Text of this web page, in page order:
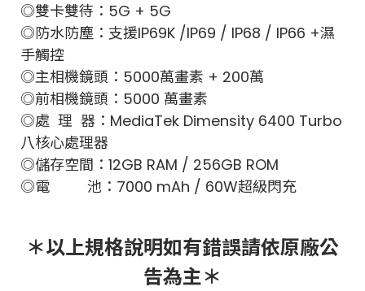
◎雙卡雙待：5G + 5G
◎防水防塵：支援IP69K /IP69 / IP68 / IP66 +濕
手觸控
◎主相機鏡頭： 5000萬畫素 + 200萬
◎前相機鏡頭：5000 萬畫素
◎處 理 器：MediaTek Dimensity 6400 Turbo
八核心處理器
◎儲存空間：12GB RAM / 256GB ROM
◎電 池：7000 mAh / 60W超級閃充
＊以上規格說明如有錯誤請依原廠公
告為主＊